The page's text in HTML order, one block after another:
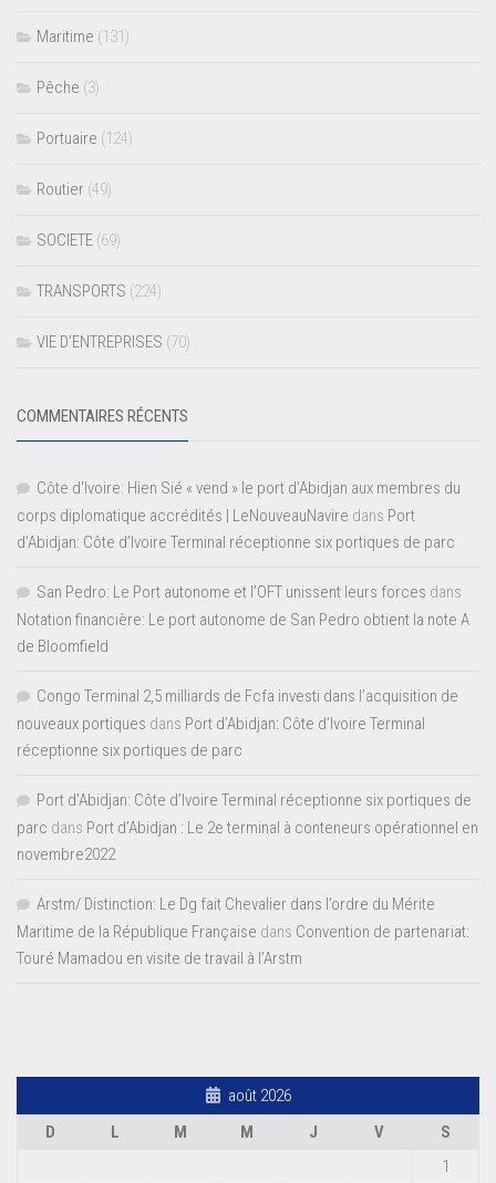
Maritime (131)
Pêche (3)
Portuaire (124)
Routier (49)
SOCIETE (69)
TRANSPORTS (224)
VIE D’ENTREPRISES (70)
COMMENTAIRES RÉCENTS
Côte d'Ivoire: Hien Sié « vend » le port d'Abidjan aux membres du
corps diplomatique accrédités | LeNouveauNavire dans Port
d’Abidjan: Côte d’Ivoire Terminal réceptionne six portiques de parc
San Pedro: Le Port autonome et l’OFT unissent leurs forces dans
Notation financière: Le port autonome de San Pedro obtient la note A
de Bloomfield
Congo Terminal 2,5 milliards de Fcfa investi dans l’acquisition de
nouveaux portiques dans Port d’Abidjan: Côte d’Ivoire Terminal
réceptionne six portiques de parc
Port d'Abidjan: Côte d’Ivoire Terminal réceptionne six portiques de
parc dans Port d’Abidjan : Le 2e terminal à conteneurs opérationnel en
novembre2022
Arstm/ Distinction: Le Dg fait Chevalier dans l’ordre du Mérite
Maritime de la République Française dans Convention de partenariat:
Touré Mamadou en visite de travail à l’Arstm
août 2026
D
L M M J V
S
1